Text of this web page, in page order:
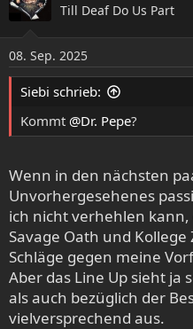
Till Deaf Do Us Part
08. Sep. 2025
Siebi schrieb:
Kommt @Dr. Pepe?
Wenn in den nächsten
Unvorhergesehenes
ich nicht verhehlen kann,
Savage Oath und
Schläge gegen meine
Aber das Line Up sieht ja
als auch bezüglich der
vielversprechend aus.